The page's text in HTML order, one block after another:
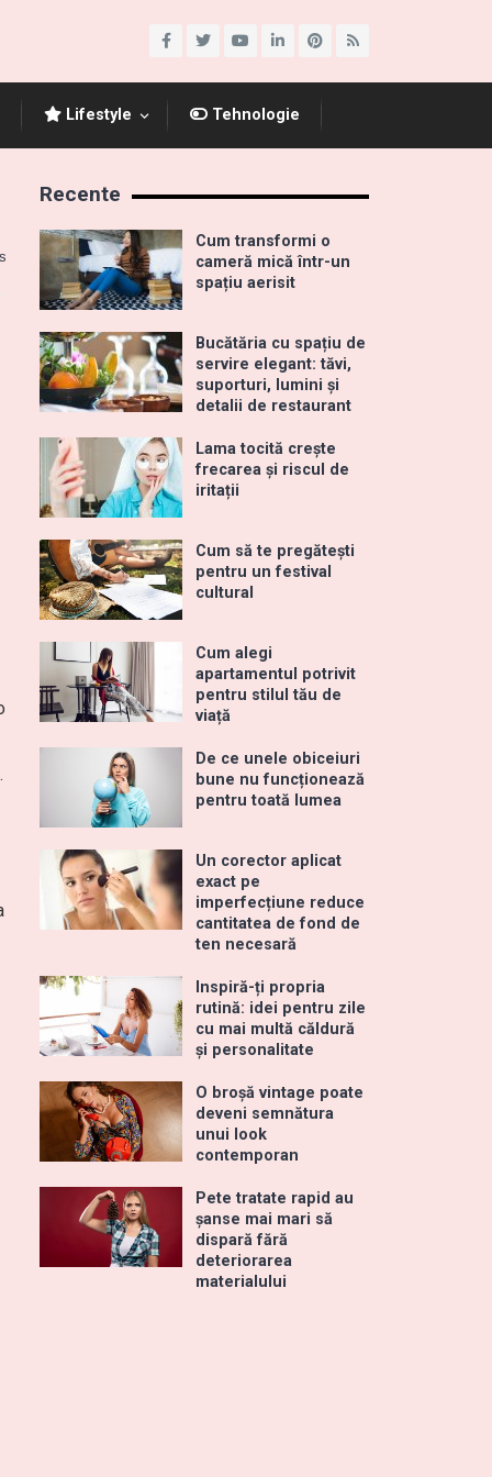
Lifestyle Tehnologie
Recente
Cum transformi o
cameră mică într-un
spațiu aerisit
Bucătăria cu spațiu de
servire elegant: tăvi,
suporturi, lumini și
detalii de restaurant
Lama tocită crește
frecarea și riscul de
iritații
Cum să te pregătești
pentru un festival
cultural
Cum alegi
apartamentul potrivit
pentru stilul tău de
viață
De ce unele obiceiuri
bune nu funcționează
pentru toată lumea
Un corector aplicat
exact pe
imperfecțiune reduce
cantitatea de fond de
ten necesară
Inspiră-ți propria
rutină: idei pentru zile
cu mai multă căldură
și personalitate
O broșă vintage poate
deveni semnătura
unui look
contemporan
Pete tratate rapid au
șanse mai mari să
dispară fără
deteriorarea
materialului